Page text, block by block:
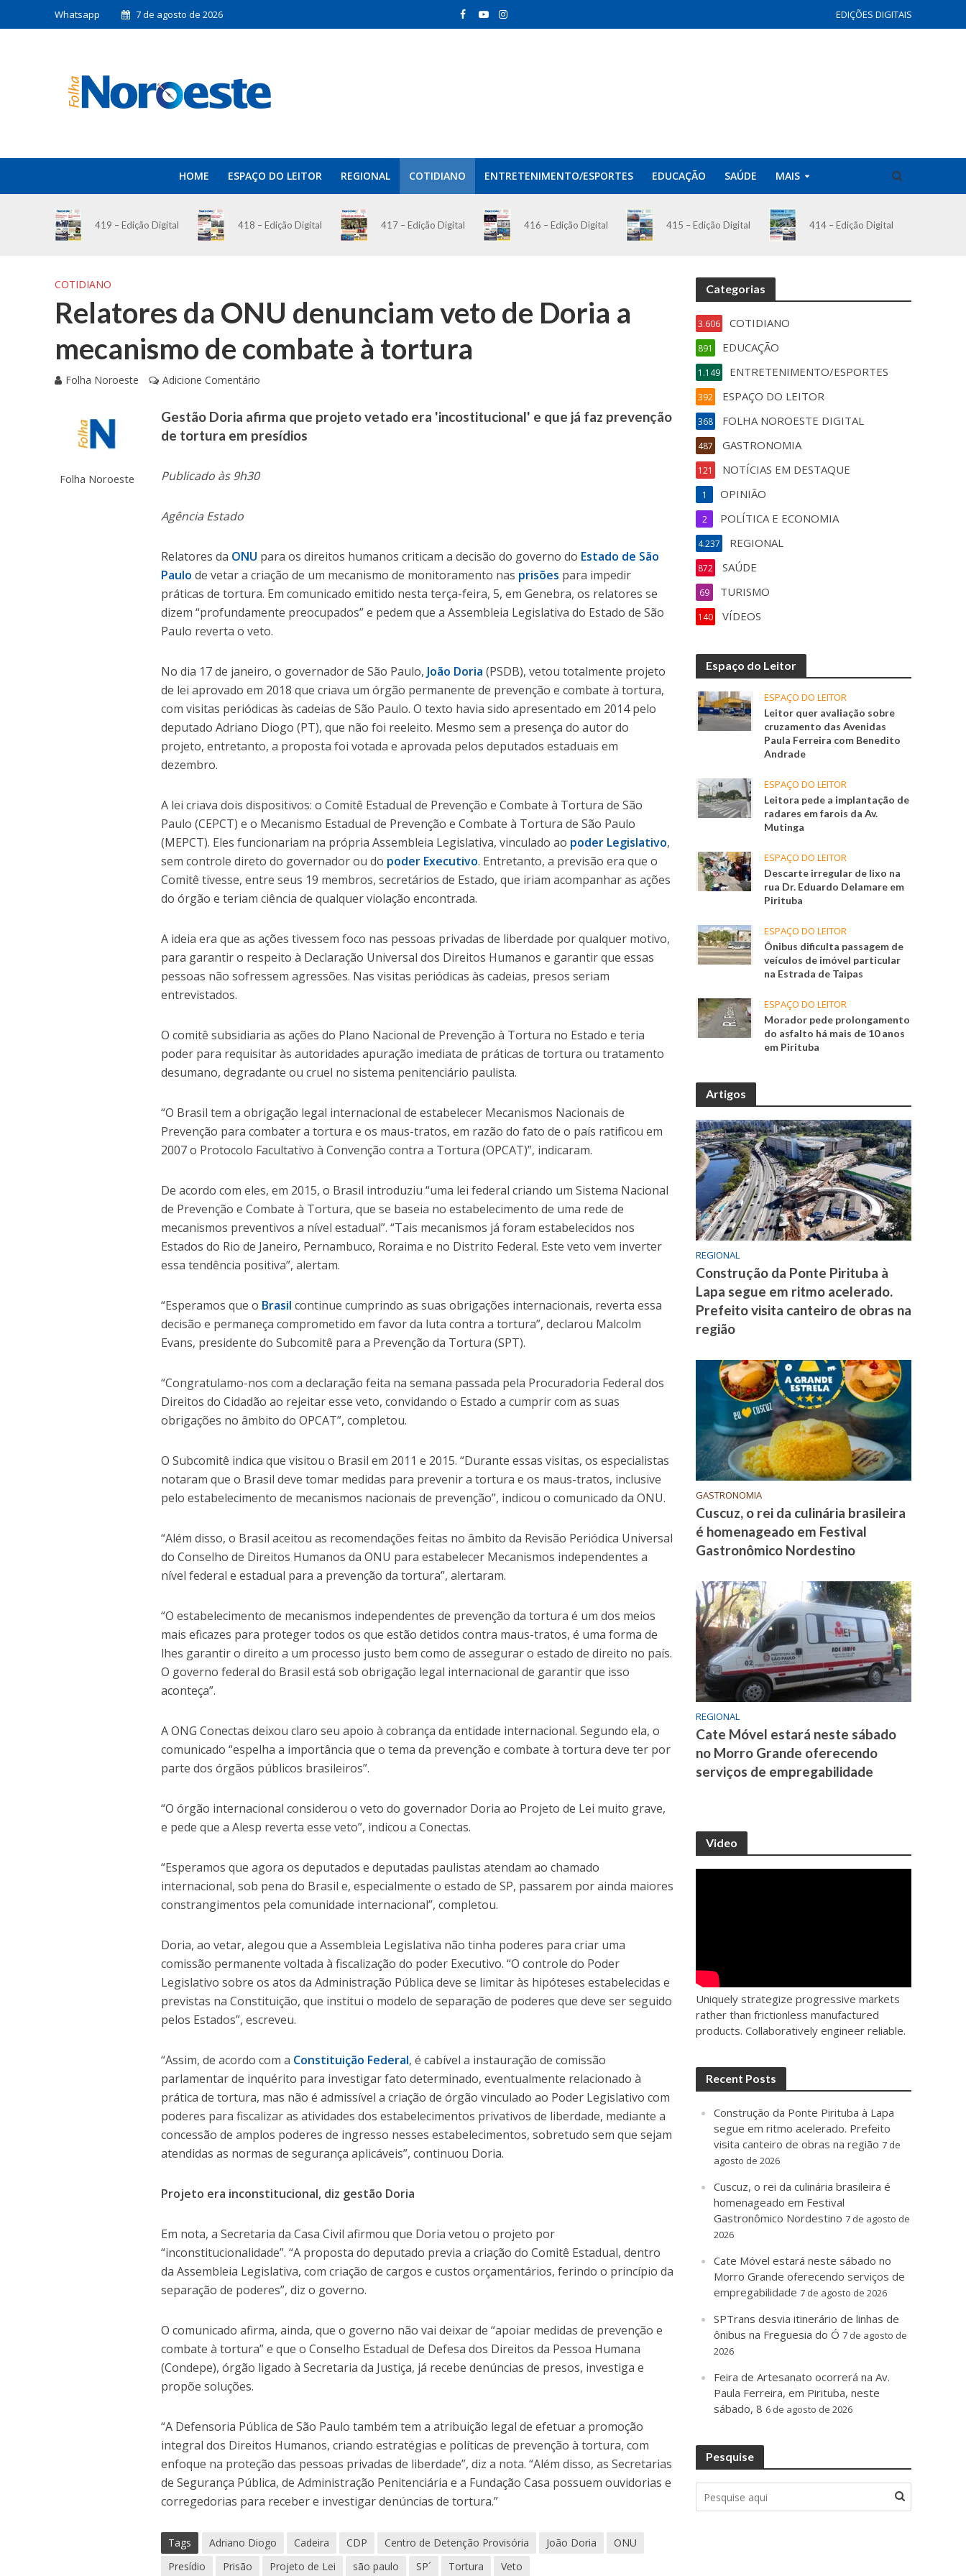
Whatsapp 7 de agosto de 2026 EDIÇÕES DIGITAIS
HOME ESPAÇO DO LEITOR REGIONAL COTIDIANO ENTRETENIMENTO/ESPORTES EDUCAÇÃO SAÚDE MAIS
419 – Edição Digital 418 – Edição Digital 417 – Edição Digital 416 – Edição Digital 415 – Edição Digital 414 – Edição Digital
COTIDIANO
Relatores da ONU denunciam veto de Doria a
mecanismo de combate à tortura
Folha Noroeste Adicione Comentário
Folha Noroeste
Gestão Doria afirma que projeto vetado era 'incostitucional' e que já faz prevenção
de tortura em presídios
Publicado às 9h30
Agência Estado
Relatores da ONU para os direitos humanos criticam a decisão do governo do Estado de São
Paulo de vetar a criação de um mecanismo de monitoramento nas prisões para impedir
práticas de tortura. Em comunicado emitido nesta terça-feira, 5, em Genebra, os relatores se
dizem “profundamente preocupados” e pedem que a Assembleia Legislativa do Estado de São
Paulo reverta o veto.
No dia 17 de janeiro, o governador de São Paulo, João Doria (PSDB), vetou totalmente projeto
de lei aprovado em 2018 que criava um órgão permanente de prevenção e combate à tortura,
com visitas periódicas às cadeias de São Paulo. O texto havia sido apresentado em 2014 pelo
deputado Adriano Diogo (PT), que não foi reeleito. Mesmo sem a presença do autor do
projeto, entretanto, a proposta foi votada e aprovada pelos deputados estaduais em
dezembro.
A lei criava dois dispositivos: o Comitê Estadual de Prevenção e Combate à Tortura de São
Paulo (CEPCT) e o Mecanismo Estadual de Prevenção e Combate à Tortura de São Paulo
(MEPCT). Eles funcionariam na própria Assembleia Legislativa, vinculado ao poder Legislativo,
sem controle direto do governador ou do poder Executivo. Entretanto, a previsão era que o
Comitê tivesse, entre seus 19 membros, secretários de Estado, que iriam acompanhar as ações
do órgão e teriam ciência de qualquer violação encontrada.
A ideia era que as ações tivessem foco nas pessoas privadas de liberdade por qualquer motivo,
para garantir o respeito à Declaração Universal dos Direitos Humanos e garantir que essas
pessoas não sofressem agressões. Nas visitas periódicas às cadeias, presos seriam
entrevistados.
O comitê subsidiaria as ações do Plano Nacional de Prevenção à Tortura no Estado e teria
poder para requisitar às autoridades apuração imediata de práticas de tortura ou tratamento
desumano, degradante ou cruel no sistema penitenciário paulista.
“O Brasil tem a obrigação legal internacional de estabelecer Mecanismos Nacionais de
Prevenção para combater a tortura e os maus-tratos, em razão do fato de o país ratificou em
2007 o Protocolo Facultativo à Convenção contra a Tortura (OPCAT)”, indicaram.
De acordo com eles, em 2015, o Brasil introduziu “uma lei federal criando um Sistema Nacional
de Prevenção e Combate à Tortura, que se baseia no estabelecimento de uma rede de
mecanismos preventivos a nível estadual”. “Tais mecanismos já foram estabelecidos nos
Estados do Rio de Janeiro, Pernambuco, Roraima e no Distrito Federal. Este veto vem inverter
essa tendência positiva”, alertam.
“Esperamos que o Brasil continue cumprindo as suas obrigações internacionais, reverta essa
decisão e permaneça comprometido em favor da luta contra a tortura”, declarou Malcolm
Evans, presidente do Subcomitê para a Prevenção da Tortura (SPT).
“Congratulamo-nos com a declaração feita na semana passada pela Procuradoria Federal dos
Direitos do Cidadão ao rejeitar esse veto, convidando o Estado a cumprir com as suas
obrigações no âmbito do OPCAT”, completou.
O Subcomitê indica que visitou o Brasil em 2011 e 2015. “Durante essas visitas, os especialistas
notaram que o Brasil deve tomar medidas para prevenir a tortura e os maus-tratos, inclusive
pelo estabelecimento de mecanismos nacionais de prevenção”, indicou o comunicado da ONU.
“Além disso, o Brasil aceitou as recomendações feitas no âmbito da Revisão Periódica Universal
do Conselho de Direitos Humanos da ONU para estabelecer Mecanismos independentes a
nível federal e estadual para a prevenção da tortura”, alertaram.
“O estabelecimento de mecanismos independentes de prevenção da tortura é um dos meios
mais eficazes para proteger todos os que estão detidos contra maus-tratos, é uma forma de
lhes garantir o direito a um processo justo bem como de assegurar o estado de direito no país.
O governo federal do Brasil está sob obrigação legal internacional de garantir que isso
aconteça”.
A ONG Conectas deixou claro seu apoio à cobrança da entidade internacional. Segundo ela, o
comunicado “espelha a importância que o tema da prevenção e combate à tortura deve ter por
parte dos órgãos públicos brasileiros”.
“O órgão internacional considerou o veto do governador Doria ao Projeto de Lei muito grave,
e pede que a Alesp reverta esse veto”, indicou a Conectas.
“Esperamos que agora os deputados e deputadas paulistas atendam ao chamado
internacional, sob pena do Brasil e, especialmente o estado de SP, passarem por ainda maiores
constrangimentos pela comunidade internacional”, completou.
Doria, ao vetar, alegou que a Assembleia Legislativa não tinha poderes para criar uma
comissão permanente voltada à fiscalização do poder Executivo. “O controle do Poder
Legislativo sobre os atos da Administração Pública deve se limitar às hipóteses estabelecidas e
previstas na Constituição, que institui o modelo de separação de poderes que deve ser seguido
pelos Estados”, escreveu.
“Assim, de acordo com a Constituição Federal, é cabível a instauração de comissão
parlamentar de inquérito para investigar fato determinado, eventualmente relacionado à
prática de tortura, mas não é admissível a criação de órgão vinculado ao Poder Legislativo com
poderes para fiscalizar as atividades dos estabelecimentos privativos de liberdade, mediante a
concessão de amplos poderes de ingresso nesses estabelecimentos, sobretudo sem que sejam
atendidas as normas de segurança aplicáveis”, continuou Doria.
Projeto era inconstitucional, diz gestão Doria
Em nota, a Secretaria da Casa Civil afirmou que Doria vetou o projeto por
“inconstitucionalidade”. “A proposta do deputado previa a criação do Comitê Estadual, dentro
da Assembleia Legislativa, com criação de cargos e custos orçamentários, ferindo o princípio da
separação de poderes”, diz o governo.
O comunicado afirma, ainda, que o governo não vai deixar de “apoiar medidas de prevenção e
combate à tortura” e que o Conselho Estadual de Defesa dos Direitos da Pessoa Humana
(Condepe), órgão ligado à Secretaria da Justiça, já recebe denúncias de presos, investiga e
propõe soluções.
“A Defensoria Pública de São Paulo também tem a atribuição legal de efetuar a promoção
integral dos Direitos Humanos, criando estratégias e políticas de prevenção à tortura, com
enfoque na proteção das pessoas privadas de liberdade”, diz a nota. “Além disso, as Secretarias
de Segurança Pública, de Administração Penitenciária e a Fundação Casa possuem ouvidorias e
corregedorias para receber e investigar denúncias de tortura.”
Tags Adriano Diogo Cadeira CDP Centro de Detenção Provisória João Doria
ONU
Presídio
Prisão Projeto de Lei são paulo SP´ Tortura Veto
Categorias
COTIDIANO
3.606
EDUCAÇÃO
891
ENTRETENIMENTO/ESPORTES
1.149
ESPAÇO DO LEITOR
392
FOLHA NOROESTE DIGITAL
368
GASTRONOMIA
487
NOTÍCIAS EM DESTAQUE
121
OPINIÃO
1
POLÍTICA E ECONOMIA
2
REGIONAL
4.237
SAÚDE
872
TURISMO
69
VÍDEOS
140
Espaço do Leitor
ESPAÇO DO LEITOR
Leitor quer avaliação sobre
cruzamento das Avenidas
Paula Ferreira com Benedito
Andrade
ESPAÇO DO LEITOR
Leitora pede a implantação de
radares em farois da Av.
Mutinga
ESPAÇO DO LEITOR
Descarte irregular de lixo na
rua Dr. Eduardo Delamare em
Pirituba
ESPAÇO DO LEITOR
Ônibus dificulta passagem de
veículos de imóvel particular
na Estrada de Taipas
ESPAÇO DO LEITOR
Morador pede prolongamento
do asfalto há mais de 10 anos
em Pirituba
Artigos
REGIONAL
Construção da Ponte Pirituba à
Lapa segue em ritmo acelerado.
Prefeito visita canteiro de obras na
região
GASTRONOMIA
Cuscuz, o rei da culinária brasileira
é homenageado em Festival
Gastronômico Nordestino
REGIONAL
Cate Móvel estará neste sábado
no Morro Grande oferecendo
serviços de empregabilidade
Video
Uniquely strategize progressive markets
rather than frictionless manufactured
products. Collaboratively engineer reliable.
Recent Posts
Construção da Ponte Pirituba à Lapa
segue em ritmo acelerado. Prefeito
visita canteiro de obras na região 7 de
agosto de 2026
Cuscuz, o rei da culinária brasileira é
homenageado em Festival
Gastronômico Nordestino 7 de agosto de
2026
Cate Móvel estará neste sábado no
Morro Grande oferecendo serviços de
empregabilidade 7 de agosto de 2026
SPTrans desvia itinerário de linhas de
ônibus na Freguesia do Ó 7 de agosto de
2026
Feira de Artesanato ocorrerá na Av.
Paula Ferreira, em Pirituba, neste
sábado, 8 6 de agosto de 2026
Pesquise